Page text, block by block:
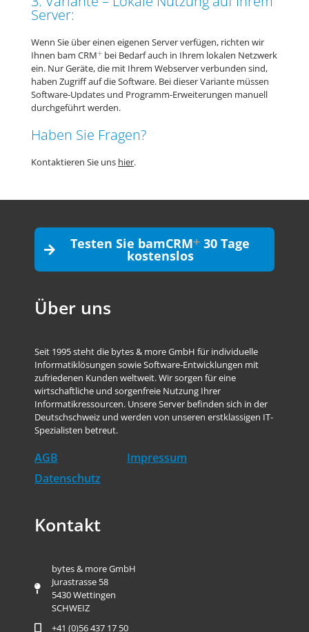
Server:
Wenn Sie über einen eigenen Server verfügen, richten wir
Ihnen bam CRM+ bei Bedarf auch in Ihrem lokalen Netzwerk
ein. Nur Geräte, die mit Ihrem Webserver verbunden sind,
haben Zugriff auf die Software. Bei dieser Variante müssen
Software-Updates und Programm-Erweiterungen manuell
durchgeführt werden.
Haben Sie Fragen?
Kontaktieren Sie uns hier.
Testen Sie bamCRM+ 30 Tage
kostenslos
Über uns
Seit 1995 steht die bytes & more GmbH für individuelle
Informatiklösungen sowie Software-Entwicklungen mit
zufriedenen Kunden weltweit. Wir sorgen für eine
wirtschaftliche und sorgenfreie Nutzung Ihrer
Informatikressourcen. Unsere Server befinden sich in der
Deutschschweiz und werden von unseren erstklassigen IT-
Spezialisten betreut.
AGB
Impressum
Datenschutz
Kontakt
bytes & more GmbH
Jurastrasse 58
5430 Wettingen
SCHWEIZ
+41 (0)56 437 17 50